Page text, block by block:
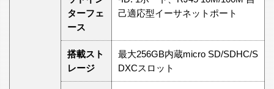
ターフェ
ース
己適応型イーサネットポート
搭載スト
レージ
最大256GB内蔵micro SD/SDHC/S
DXCスロット